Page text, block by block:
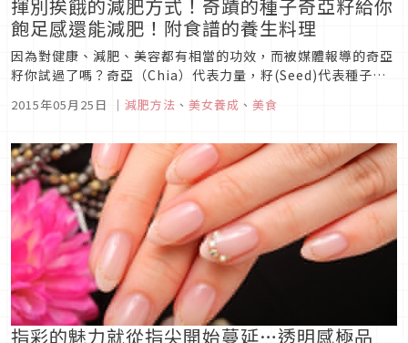
揮別挨餓的減肥方式！奇蹟的種子奇亞籽給你
飽足感還能減肥！附食譜的養生料理
因為對健康、減肥、美容都有相當的功效，而被媒體報導的奇亞
籽你試過了嗎？奇亞（Chia）代表力量，籽(Seed)代表種子，
級食物開始受到大家的矚目。奇亞籽泡在水裡之後，種子吸到水
膨脹10倍以...
2015年05月25日 ｜ 減肥方法 、 美女養成 、 美食
指彩的魅力就從指尖開始蔓延…透明感極品